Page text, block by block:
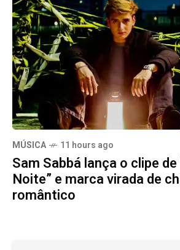
MÚSICA 11 hours ago
Sam Sabbá lança o clipe
Noite” e marca virada de
romântico